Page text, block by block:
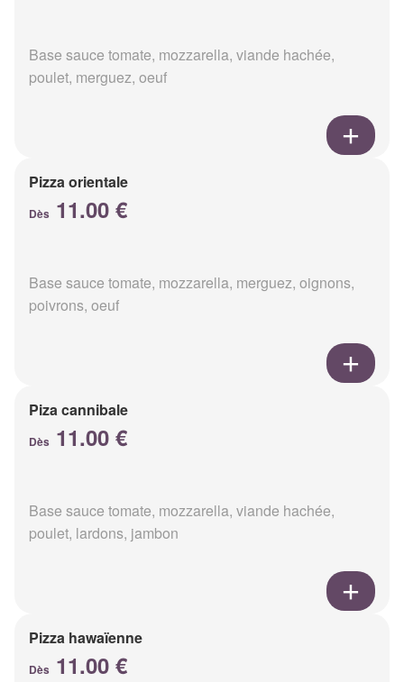
Base sauce tomate, mozzarella, viande hachée,
poulet, merguez, oeuf
Pizza orientale
Dès 11.00 €
Base sauce tomate, mozzarella, merguez, oignons,
poivrons, oeuf
Piza cannibale
Dès 11.00 €
Base sauce tomate, mozzarella, viande hachée,
poulet, lardons, jambon
Pizza hawaïenne
Dès 11.00 €